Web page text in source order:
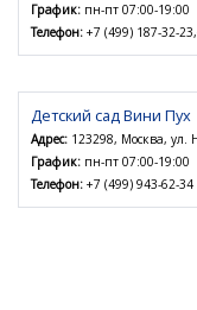
График: пн-пт 07:00-19:00
Телефон: +7 (499) 187-32-
Детский сад Вини Пух
Адрес: 123298, Москва, ул.
График: пн-пт 07:00-19:00
Телефон: +7 (499) 943-62-34